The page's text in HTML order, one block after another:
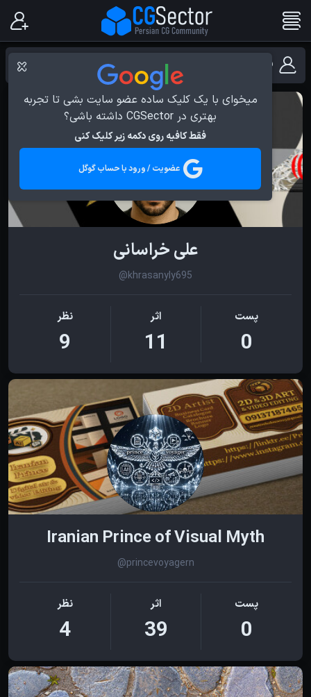
میخوای با یک کلیک ساده عضو سایت بشی تا تجربه
بهتری در CGSector داشته باشی؟
فقط کافیه روی دکمه زیر کلیک کنی
عضویت / ورود با حساب گوگل
فهرست کاربران نرم افزار Illustrator
علی خراسانی
@khrasanyly695
پست
0
اثر
11
نظر
9
Iranian Prince of Visual Myth
@princevoyagern
پست
0
اثر
39
نظر
4